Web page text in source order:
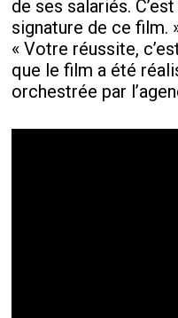
de ses salariés.
signature de ce film.
« Votre réussite,
que le film a été
orchestrée par